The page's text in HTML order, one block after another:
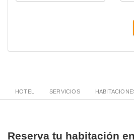
HOTEL SERVICIOS
Reserva tu habitación